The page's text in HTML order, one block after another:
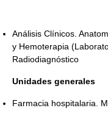
Análisis Clínicos.
y Hemoterapia
Radiodiagnóstico
Unidades generales
Farmacia hospitalaria.